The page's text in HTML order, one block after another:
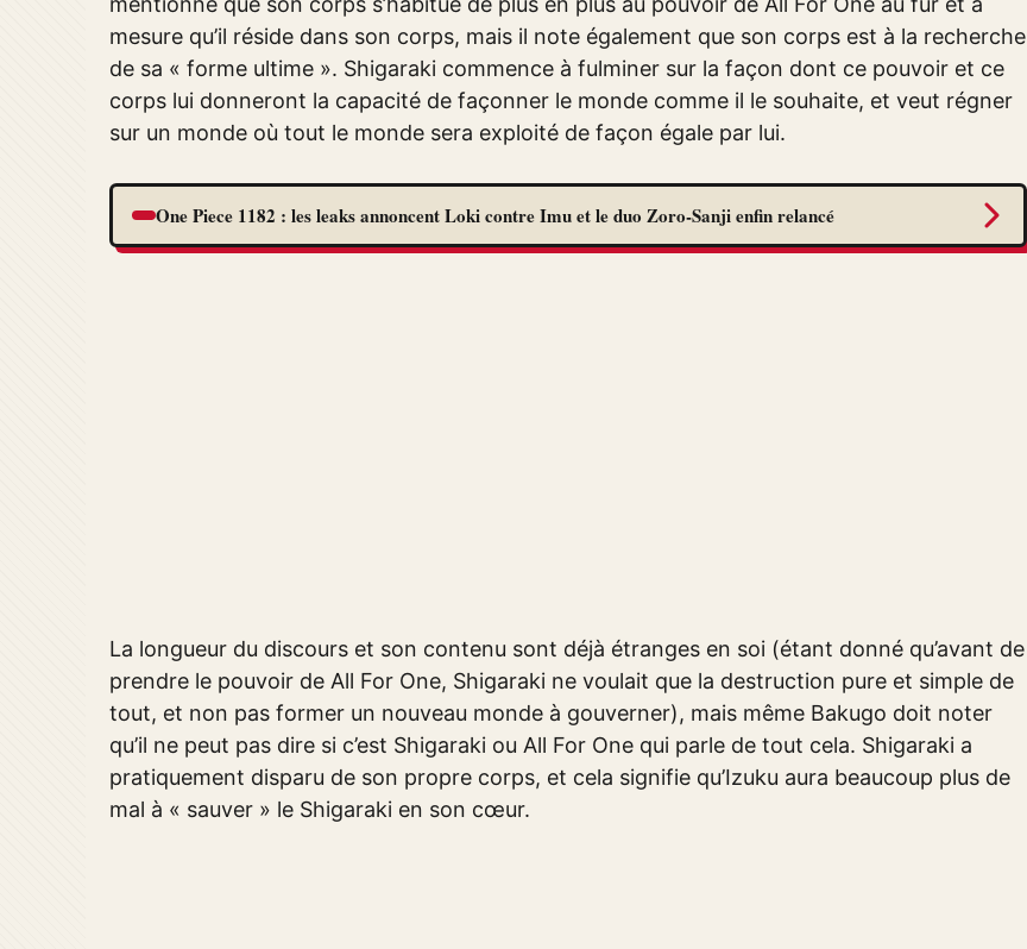
mesure qu’il réside dans son corps, mais il note également que son corps est à la recherche
de sa « forme ultime ». Shigaraki commence à fulminer sur la façon dont ce pouvoir et ce
corps lui donneront la capacité de façonner le monde comme il le souhaite, et veut régner
sur un monde où tout le monde sera exploité de façon égale par lui.
One Piece 1182 : les leaks annoncent Loki contre Imu et le duo Zoro-Sanji enfin relancé
La longueur du discours et son contenu sont déjà étranges en soi (étant donné qu’avant de
prendre le pouvoir de All For One, Shigaraki ne voulait que la destruction pure et simple de
tout, et non pas former un nouveau monde à gouverner), mais même Bakugo doit noter
qu’il ne peut pas dire si c’est Shigaraki ou All For One qui parle de tout cela. Shigaraki a
pratiquement disparu de son propre corps, et cela signifie qu’Izuku aura beaucoup plus de
mal à « sauver » le Shigaraki en son cœur.